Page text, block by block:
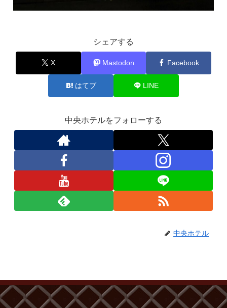
シェアする
X Mastodon Facebook
はてブ LINE
中央ホテルをフォローする
中央ホテル